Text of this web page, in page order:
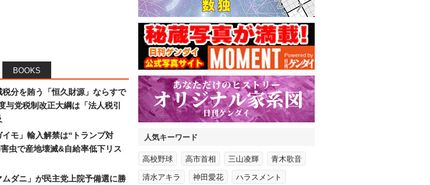
BOOKS
分を賄う「恒久財源」ならすで
与党税制改正大綱は「法人税引
イモ」輸入解禁は“トランプ対
虫で産地壊滅&自給率低下リス
ムダニ」が民主党上院予備選に勝
人気キーワード
高校野球 高市首相 三山凌輝 青木歌音
清水アキラ 神田愛花 ハラスメント